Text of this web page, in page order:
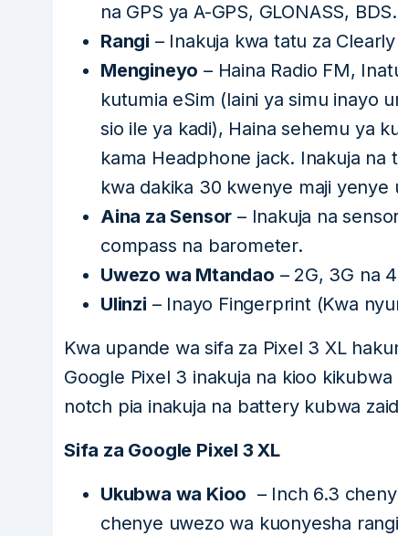
na GPS ya A-GPS, GLONASS,
Rangi – Inakuja kwa tatu za
Mengineyo – Haina Radio FM,
kutumia eSim (laini ya simu inayo
sio ile ya kadi), Haina sehemu ya
kama Headphone jack. Inakuja na
kwa dakika 30 kwenye maji yenye
Aina za Sensor – Inakuja na
compass na barometer.
Uwezo wa Mtandao – 2G, 3G na
Ulinzi – Inayo Fingerprint (Kwa
Kwa upande wa sifa za Pixel 3 XL
Google Pixel 3 inakuja na kioo
notch pia inakuja na battery kubwa
Sifa za Google Pixel 3 XL
Ukubwa wa Kioo – Inch 6.3
chenye uwezo wa kuonyesha